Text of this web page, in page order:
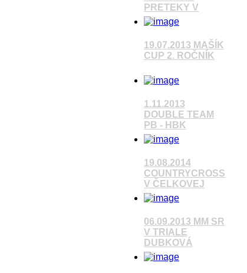
PRETEKY V
19.07.2013 MAŠÍK
CUP 2. ROČNÍK
Pozrieť video
1.11.2013
DOUBLE TEAM
PB - HBK
19.08.2014
COUNTRYCROSS
V ČELKOVEJ
06.09.2013 MM SR
V TRIALE
DUBKOVÁ